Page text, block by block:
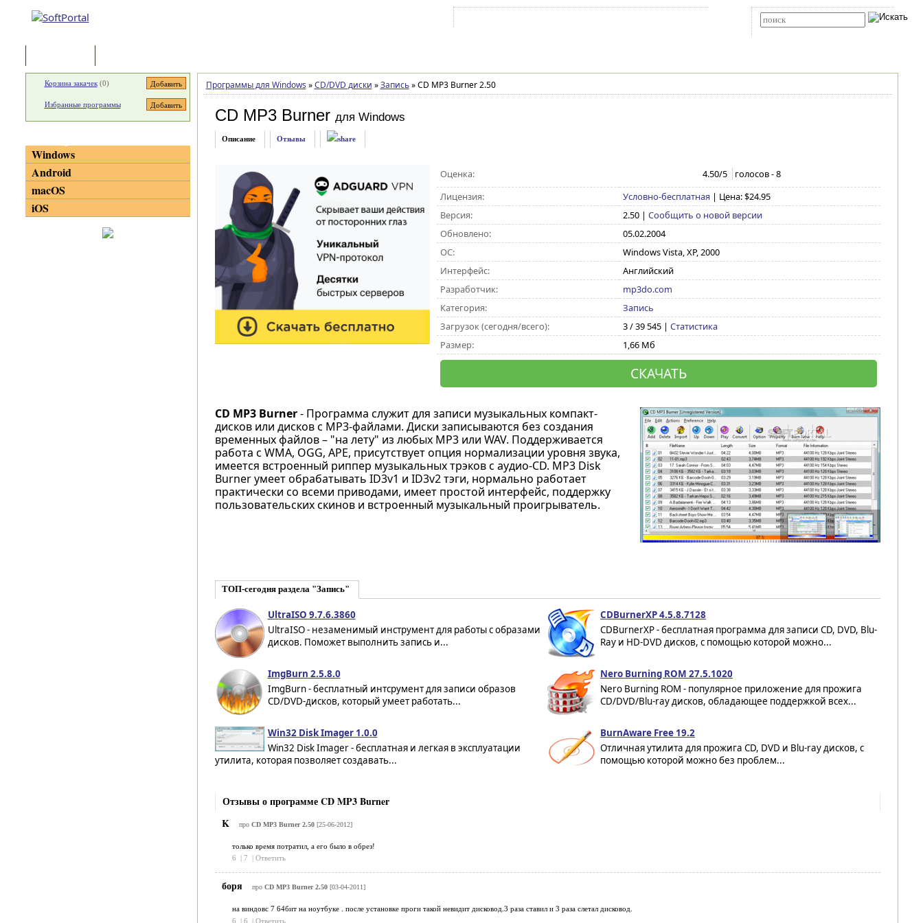
Программы для Windows » CD/DVD диски » Запись »CD MP3 Burner 2.50
CD MP3 Burner для Windows
Описание Отзывы
Оценка: 4.50/5 голосов -8
Лицензия:
Условно-бесплатная | Цена: $24.95
Версия:
2.50| Сообщить о новой версии
Обновлено:
05.02.2004
ОС:
Windows Vista, XP, 2000
Интерфейс:
Английский
Разработчик:
mp3do.com
Категория:
Запись
Загрузок (сегодня/всего):
3 / 39 545 | Статистика
Размер:
1,66 Мб
СКАЧАТЬ
CD MP3 Burner- Программа служит для записи музыкальных компакт-
дисков или дисков с MP3-файлами. Диски записываются без создания
временных файлов – "на лету" из любых MP3 или WAV. Поддерживается
работа с WMA, OGG, APE, присутствует опция нормализации уровня звука,
имеется встроенный риппер музыкальных трэков с аудио-CD. MP3 Disk
Burner умеет обрабатывать ID3v1 и ID3v2 тэги, нормально работает
практически со всеми приводами, имеет простой интерфейс, поддержку
пользовательских скинов и встроенный музыкальный проигрыватель.
ТОП-сегодня раздела "Запись"
UltraISO 9.7.6.3860
UltraISO - незаменимый инструмент для работы с образами
дисков. Поможет выполнить запись и...
CDBurnerXP 4.5.8.7128
CDBurnerXP - бесплатная программа для записи CD, DVD, Blu-
Ray и HD-DVD дисков, с помощью которой можно...
ImgBurn 2.5.8.0
ImgBurn - бесплатный интсрумент для записи образов
CD/DVD-дисков, который умеет работать...
Nero Burning ROM 27.5.1020
Nero Burning ROM - популярное приложение для прожига
CD/DVD/Blu-ray дисков, обладающее поддержкой всех...
Win32 Disk Imager 1.0.0
Win32 Disk Imager - бесплатная и легкая в эксплуатации
утилита, которая позволяет создавать...
BurnAware Free 19.2
Отличная утилита для прожига CD, DVD и Blu-ray дисков, с
помощью которой можно без проблем...
Отзывы о программе CD MP3 Burner
K
про CD MP3 Burner 2.50[25-06-2012]
только время потратил, а его было в обрез!
6
7 Ответить
боря про CD MP3 Burner 2.50[03-04-2011]
на виндовс 7 64бит на ноутбуке . после установке проги такой невидит дисковод.3 раза ставил и 3 раза слетал дисковод.
6
| 6 | Ответить
Корзина закачек(0)
Избранные программы
Windows
Android
macOS
iOS